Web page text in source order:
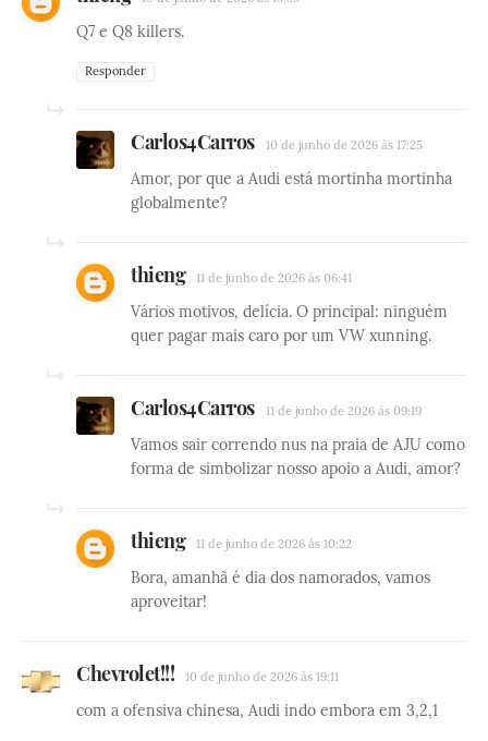
Q7 e Q8 killers.
Responder
Carlos4Carros 10 de junho de 2026 às 17:25
Amor, por que a Audi está mortinha mortinha
globalmente?
thieng 11 de junho de 2026 às 06:41
Vários motivos, delícia. O principal: ninguém
quer pagar mais caro por um VW xunning.
Carlos4Carros 11 de junho de 2026 às 09:19
Vamos sair correndo nus na praia de AJU como
forma de simbolizar nosso apoio a Audi, amor?
thieng 11 de junho de 2026 às 10:22
Bora, amanhã é dia dos namorados, vamos
aproveitar!
Chevrolet!!! 10 de junho de 2026 às 19:11
com a ofensiva chinesa, Audi indo embora em 3,2,1